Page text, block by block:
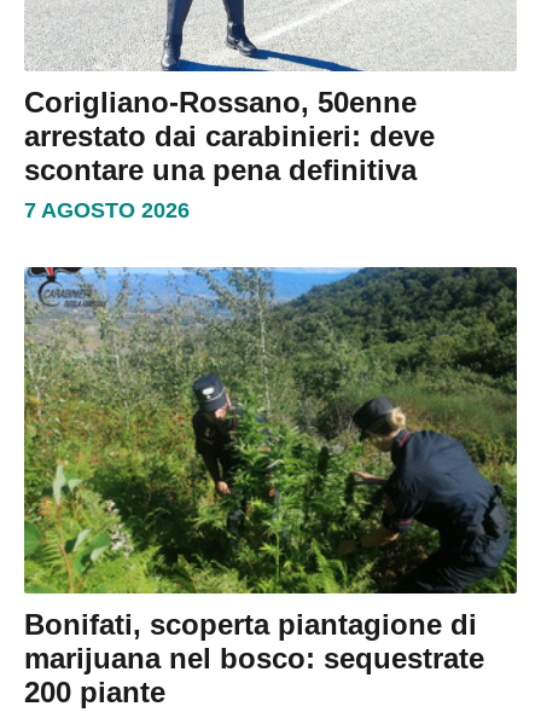
Corigliano-Rossano, 50enne
arrestato dai carabinieri: deve
scontare una pena definitiva
7 AGOSTO 2026
Bonifati, scoperta piantagione di
marijuana nel bosco: sequestrate
200 piante